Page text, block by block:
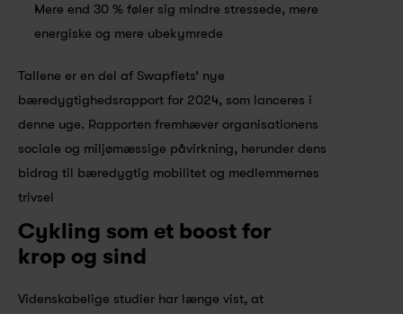
Mere end 30 % føler sig mindre stressede, mere
energiske og mere ubekymrede
Tallene er en del af Swapfiets’ nye
bæredygtighedsrapport for 2024, som lanceres i
denne uge. Rapporten fremhæver organisationens
sociale og miljømæssige påvirkning, herunder dens
bidrag til bæredygtig mobilitet og medlemmernes
trivsel
Cykling som et boost for
krop og sind
Videnskabelige studier har længe vist, at